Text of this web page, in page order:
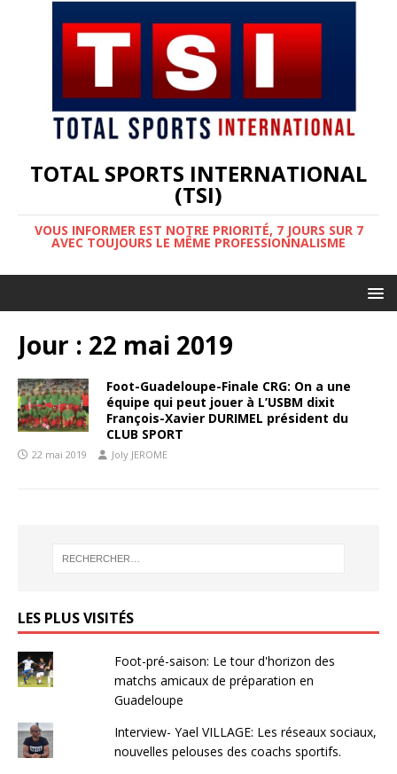
TOTAL SPORTS INTERNATIONAL
(TSI)
VOUS INFORMER EST NOTRE PRIORITÉ, 7 JOURS SUR 7
AVEC TOUJOURS LE MÊME PROFESSIONNALISME
Jour : 22 mai 2019
Foot-Guadeloupe-Finale CRG: On a une
équipe qui peut jouer à L’USBM dixit
François-Xavier DURIMEL président du
CLUB SPORT
22 mai 2019 Joly JEROME
LES PLUS VISITÉS
Foot-pré-saison: Le tour d'horizon des
matchs amicaux de préparation en
Guadeloupe
Interview- Yael VILLAGE: Les réseaux sociaux,
nouvelles pelouses des coachs sportifs.